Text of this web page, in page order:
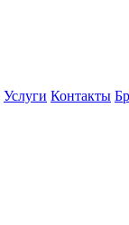
Услуги Контакты